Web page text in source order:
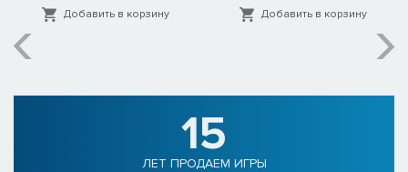
Добавить в корзину Добавить в корзину
15
ЛЕТ ПРОДАЕМ ИГРЫ